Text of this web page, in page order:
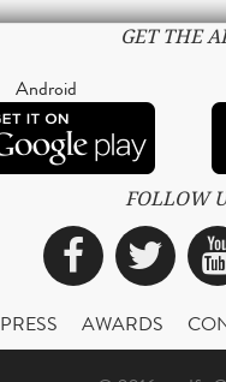
GET THE
Android
FOLLOW
PRESS AWARDS